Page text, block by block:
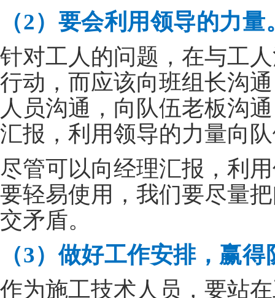
（2）要会利用领导的力量
针对工人的问题，在与工
行动，而应该向班组长沟
人员沟通，向队伍老板沟
汇报，利用领导的力量向
尽管可以向经理汇报，利
要轻易使用，我们要尽量
交矛盾。
（3）做好工作安排，赢
作为施工技术人员，要站